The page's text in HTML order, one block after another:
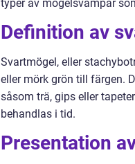
typer av mögelsvampar
Definition av
Svartmögel, eller
eller mörk grön till färgen.
såsom trä, gips eller
behandlas i tid.
Presentation